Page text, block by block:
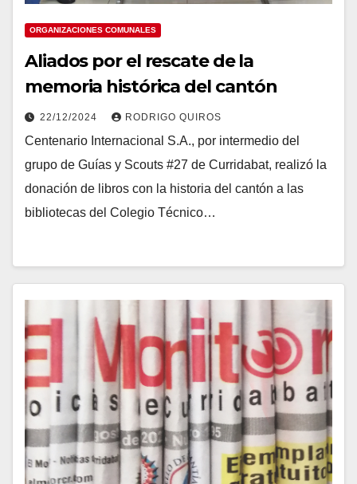
ORGANIZACIONES COMUNALES
Aliados por el rescate de la
memoria histórica del cantón
22/12/2024 RODRIGO QUIROS
Centenario Internacional S.A., por intermedio del
grupo de Guías y Scouts #27 de Curridabat, realizó la
donación de libros con la historia del cantón a las
bibliotecas del Colegio Técnico…